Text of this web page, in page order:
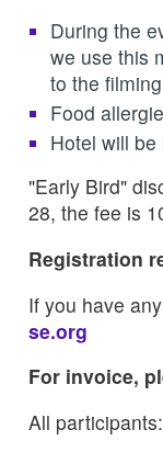
During the
we use this
to the
Food
Hotel will
"Early Bird"
28, the fee is
Registration
If you have
se.org
For invoice,
All